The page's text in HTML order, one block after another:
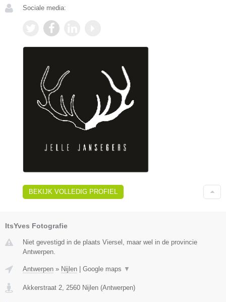
Sociale media:
BEKIJK VOLLEDIG PROFIEL
ItsYves Fotografie
Niet gevestigd in de plaats Viersel, maar wel in de provincie
Antwerpen.
Antwerpen » Nijlen Google maps ▼
Akkerstraat 2, 2560 Nijlen (Antwerpen)